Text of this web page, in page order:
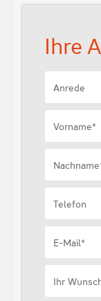
Ihre
Anrede
Vorname*
Telefon
E-Mail*
Ihr